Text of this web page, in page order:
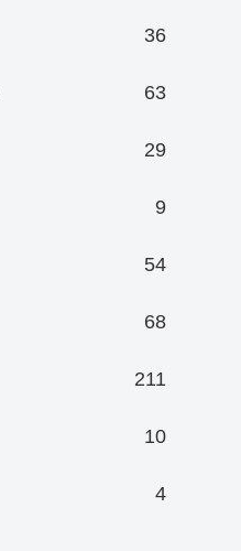
36
63
29
9
54
68
211
10
4